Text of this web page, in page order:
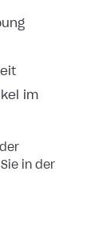
im
in der